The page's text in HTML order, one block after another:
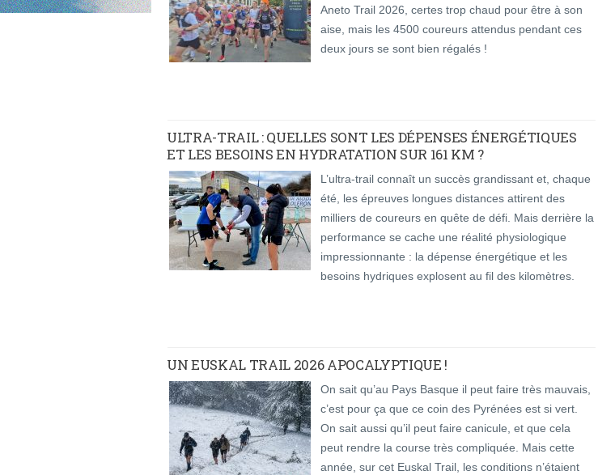
Aneto Trail 2026, certes trop chaud pour être à son
aise, mais les 4500 coureurs attendus pendant ces
deux jours se sont bien régalés !
ULTRA-TRAIL : QUELLES SONT LES DÉPENSES ÉNERGÉTIQUES
ET LES BESOINS EN HYDRATATION SUR 161 KM ?
L’ultra-trail connaît un succès grandissant et, chaque
été, les épreuves longues distances attirent des
milliers de coureurs en quête de défi. Mais derrière la
performance se cache une réalité physiologique
impressionnante : la dépense énergétique et les
besoins hydriques explosent au fil des kilomètres.
UN EUSKAL TRAIL 2026 APOCALYPTIQUE !
On sait qu’au Pays Basque il peut faire très mauvais,
c’est pour ça que ce coin des Pyrénées est si vert.
On sait aussi qu’il peut faire canicule, et que cela
peut rendre la course très compliquée. Mais cette
année, sur cet Euskal Trail, les conditions n’étaient